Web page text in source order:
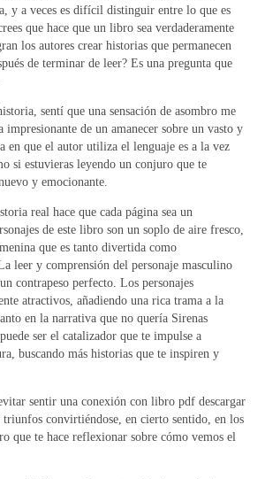
y a veces es difícil distinguir entre lo que es
que hace que un libro sea verdaderamente
los autores crear historias que permanecen
de terminar de leer? Es una pregunta que
sentí que una sensación de asombro me
de un amanecer sobre un vasto y
en que el autor utiliza el lenguaje es a la vez
si estuvieras leyendo un conjuro que te
y emocionante.
real hace que cada página sea un
de este libro son un soplo de aire fresco,
que es tanto divertida como
leer y comprensión del personaje masculino
contrapeso perfecto. Los personajes
atractivos, añadiendo una rica trama a la
en la narrativa que no quería Sirenas
ser el catalizador que te impulse a
buscando más historias que te inspiren y
sentir una conexión con libro pdf descargar
triunfos convirtiéndose, en cierto sentido, en los
que te hace reflexionar sobre cómo vemos el